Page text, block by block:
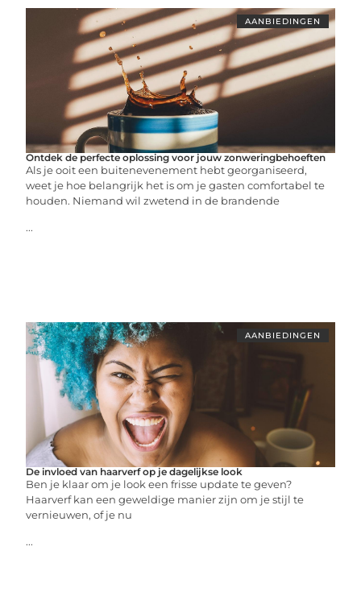
AANBIEDINGEN
Ontdek de perfecte oplossing voor jouw zonweringbehoeften
Als je ooit een buitenevenement hebt georganiseerd,
weet je hoe belangrijk het is om je gasten comfortabel te
houden. Niemand wil zwetend in de brandende
...
AANBIEDINGEN
De invloed van haarverf op je dagelijkse look
Ben je klaar om je look een frisse update te geven?
Haarverf kan een geweldige manier zijn om je stijl te
vernieuwen, of je nu
...